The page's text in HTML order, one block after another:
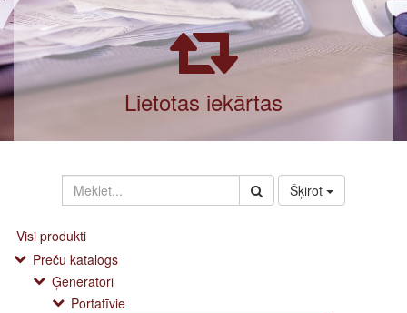
Lietotas iekārtas
Šķirot
Visi produkti
Preču katalogs
Ģeneratori
Portatīvie